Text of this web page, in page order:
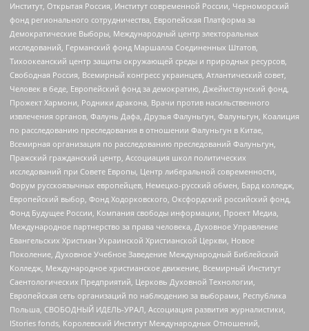
Институт, Открытая Россия, Институт современной России, Черноморский
фонд регионального сотрудничества, Европейская Платформа за
Демократические Выборы, Международный центр электоральных
исследований, Германский фонд Маршалла Соединенных Штатов,
Тихоокеанский центр защиты окружающей среды и природных ресурсов,
Свободная Россия, Всемирный конгресс украинцев, Атлантический совет,
Человек в беде, Европейский фонд за демократию, Джеймстаунский фонд,
Прожект Хармони, Родники дракона, Врачи против насильственного
извлечения органов, Фалунь Дафа, Друзья Фалуньгун, Фалуньгун, Коалиция
по расследованию преследования в отношении Фалуньгун в Китае,
Всемирная организация по расследованию преследований Фалуньгун,
Пражский гражданский центр, Ассоциация школ политических
исследований при Совете Европы, Центр либеральной современности,
Форум русскоязычных европейцев, Немецко-русский обмен, Бард колледж,
Европейский выбор, Фонд Ходорковского, Оксфордский российский фонд,
Фонд Будущее России, Компания свободы информации, Проект Медиа,
Международное партнерство за права человека, Духовное Управление
Евангельских Христиан Украинской Христианской Церкви, Новое
Поколение, Духовное Учебное Заведение Международный Библейский
Колледж, Международное христианское движение, Всемирный Институт
Саентологических Предприятий, Церковь Духовной Технологии,
Европейская сеть организаций по наблюдению за выборами, Республика
Польша, СВОБОДНЫЙ ИДЕЛЬ-УРАЛ, Ассоциация развития журналистики,
IStories fonds, Королевский Институт Международных Отношений,